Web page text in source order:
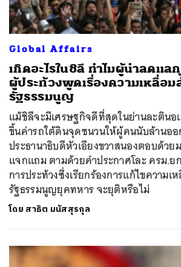
Global Affairs
เกิดอะไรในชิลี ทำไมผู้นำลดแ
ผู้ประท้วงพูดเรื่องความเหลื่อม
รัฐธรรมนูญ
แม้ชิลีจะมีเศรษฐกิจดีที่สุดในย่านละตินอ
ขึ้นค่ารถใต้ดินจุดชนวนให้ผู้คนนับล้านออ
ประธานาธิบดีหัวเอียงขวาสนองตอบด้ว
แจกแถม ตามด้วยคำประกาศโละ ครม.
การประท้วงซึ่งเรียกร้องการแก้ไขความ
รัฐธรรมนูญยุคทหาร จะยุติหรือไม่
โดย สาธิต มนัสสุรกุล